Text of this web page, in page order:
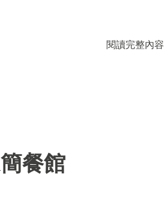
閱讀完整內容
餐館